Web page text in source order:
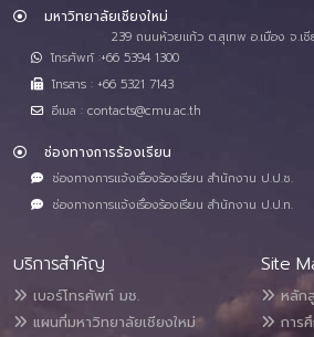
มหาวิทยาลัยเชียงใหม่
239 ถนนห้วยแก้ว ต.สุเทพ อ.เมือง จ.เ
โทรศัพท์ :+66 5394 1300
โทรสาร : +66 5321 7143
อีเมล : contacts@cmu.ac.th
ช่องทางการร้องเรียน
ช่องทางการแจ้งเรื่องร้องเรียน สำนักงาน ป.ป.ช.
ช่องทางการแจ้งเรื่องร้องเรียน สำนักงาน ป.ป.ท.
บริการสำคัญ
เบอร์โทรศัพท์ มช.
แผนที่มหาวิทยาลัยเชียงใหม่
Site
หลัก
การ